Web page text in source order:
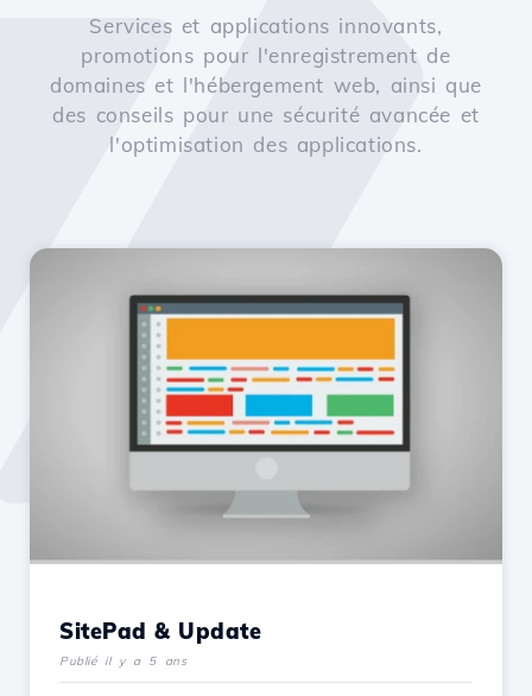
Services et applications innovants,
promotions pour l'enregistrement de
domaines et l'hébergement web, ainsi que
des conseils pour une sécurité avancée et
l'optimisation des applications.
SitePad & Update
Publié il y a 5 ans